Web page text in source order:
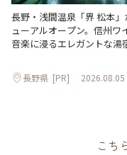
長野・浅間温泉「界 松本」
ューアルオープン。信州ワ
音楽に浸るエレガントな湯
長野県 [PR] 2026.08.05
こち